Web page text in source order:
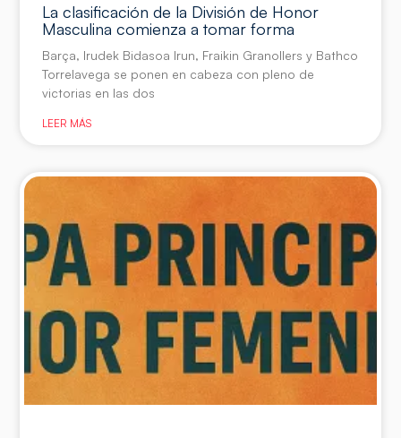
La clasificación de la División de Honor
Masculina comienza a tomar forma
Barça, Irudek Bidasoa Irun, Fraikin Granollers y Bathco
Torrelavega se ponen en cabeza con pleno de
victorias en las dos
LEER MÁS